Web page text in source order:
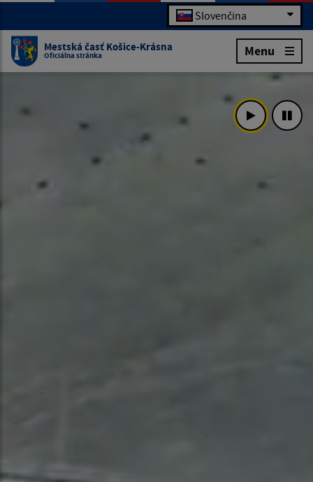
Slovenčina
Mestská časť Košice-Krásna
Oficiálna stránka Menu